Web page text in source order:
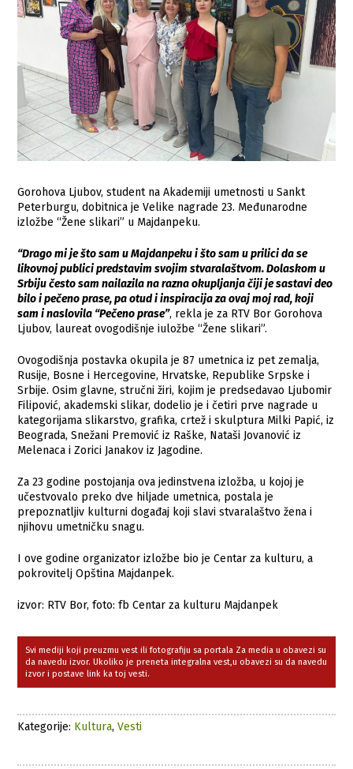
Gorohova Ljubov, student na Akademiji umetnosti u Sankt
Peterburgu, dobitnica je Velike nagrade 23. Međunarodne
izložbe “Žene slikari” u Majdanpeku.
“Drago mi je što sam u Majdanpeku i što sam u prilici da se
likovnoj publici predstavim svojim stvaralaštvom. Dolaskom u
Srbiju često sam nailazila na razna okupljanja čiji je sastavi deo
bilo i pečeno prase, pa otud i inspiracija za ovaj moj rad, koji
sam i naslovila “Pečeno prase”, rekla je za RTV Bor Gorohova
Ljubov, laureat ovogodišnje iuložbe “Žene slikari”.
Ovogodišnja postavka okupila je 87 umetnica iz pet zemalja,
Rusije, Bosne i Hercegovine, Hrvatske, Republike Srpske i
Srbije. Osim glavne, stručni žiri, kojim je predsedavao Ljubomir
Filipović, akademski slikar, dodelio je i četiri prve nagrade u
kategorijama slikarstvo, grafika, crtež i skulptura Milki Papić, iz
Beograda, Snežani Premović iz Raške, Nataši Jovanović iz
Melenaca i Zorici Janakov iz Jagodine.
Za 23 godine postojanja ova jedinstvena izložba, u kojoj je
učestvovalo preko dve hiljade umetnica, postala je
prepoznatljiv kulturni događaj koji slavi stvaralaštvo žena i
njihovu umetničku snagu.
I ove godine organizator izložbe bio je Centar za kulturu, a
pokrovitelj Opština Majdanpek.
izvor: RTV Bor, foto: fb Centar za kulturu Majdanpek
Svi mediji koji preuzmu vest ili fotografiju sa portala Za media u obavezi su
da navedu izvor. Ukoliko je preneta integralna vest,u obavezi su da navedu
izvor i postave link ka toj vesti.
Kategorije: Kultura,Vesti